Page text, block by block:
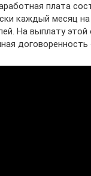
плата
каждый месяц на
На выплату
договоренность